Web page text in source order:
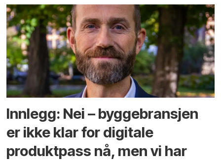
Innlegg: Nei – byggebransjen
er ikke klar for digitale
produktpass nå, men vi har